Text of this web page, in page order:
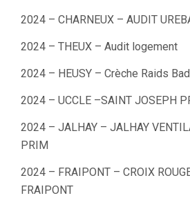
2024 – CHARNEUX – AUDIT
2024 – THEUX – Audit logement
2024 – HEUSY – Crèche Raids
2024 – UCCLE –SAINT JOSEPH
2024 – JALHAY – JALHAY
PRIM
2024 – FRAIPONT – CROIX
FRAIPONT